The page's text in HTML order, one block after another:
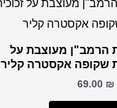
הרמב"ן מעוצבת על
שקופה אקסטרה קליר
69.00 ₪